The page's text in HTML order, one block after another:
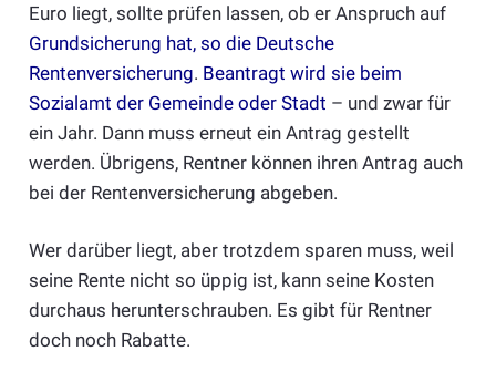
Euro liegt, sollte prüfen lassen, ob er Anspruch auf
Grundsicherung hat, so die Deutsche
Rentenversicherung. Beantragt wird sie beim
Sozialamt der Gemeinde oder Stadt – und zwar für
ein Jahr. Dann muss erneut ein Antrag gestellt
werden. Übrigens, Rentner können ihren Antrag auch
bei der Rentenversicherung abgeben.
Wer darüber liegt, aber trotzdem sparen muss, weil
seine Rente nicht so üppig ist, kann seine Kosten
durchaus herunterschrauben. Es gibt für Rentner
doch noch Rabatte.